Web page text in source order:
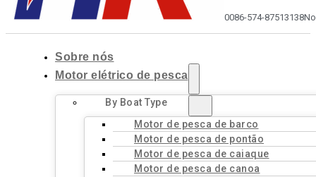
0086-574-87513138
Sobre nós
Motor elétrico de pesca
By Boat Type
Motor de pesca de barco
Motor de pesca de pontão
Motor de pesca de caiaque
Motor de pesca de canoa